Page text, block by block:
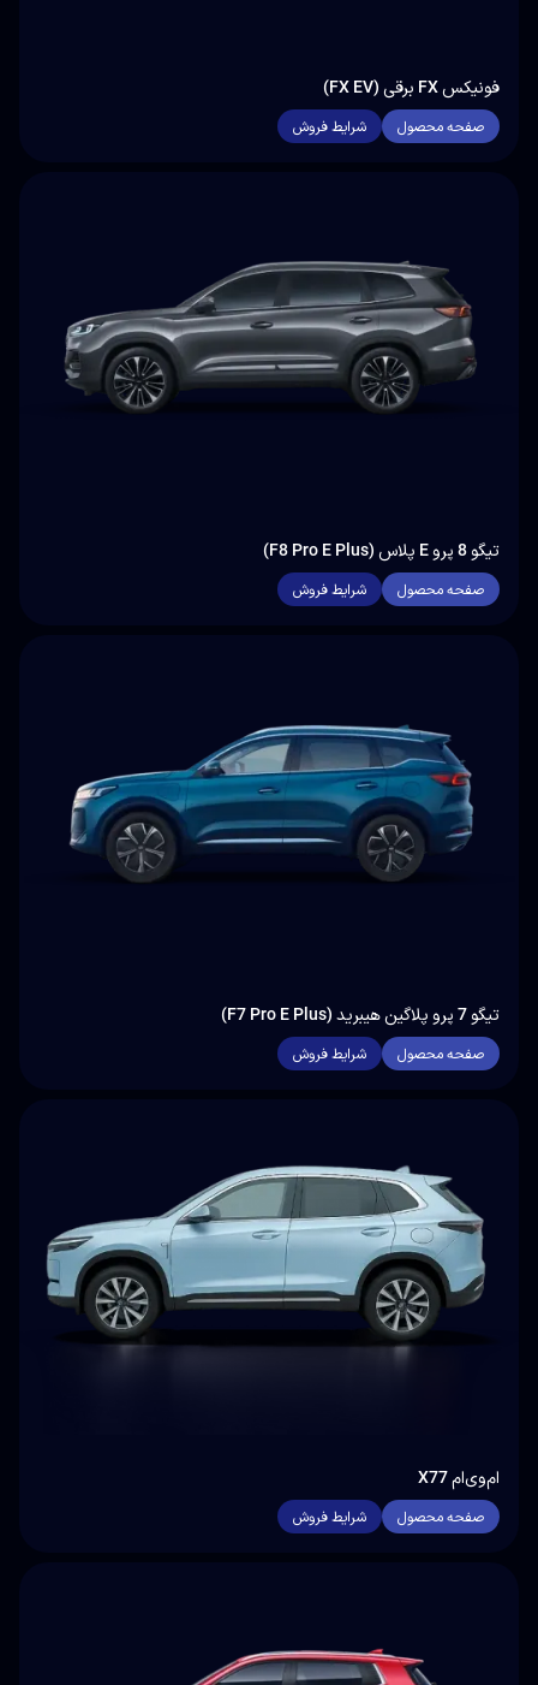
فونیکس FX برقی (FX EV)
صفحه محصول شرایط فروش
تیگو 8 پرو E پلاس (F8 Pro E Plus)
صفحه محصول شرایط فروش
تیگو 7 پرو پلاگین هیبرید (F7 Pro E Plus)
صفحه محصول شرایط فروش
ام‌وی‌ام X77
صفحه محصول شرایط فروش